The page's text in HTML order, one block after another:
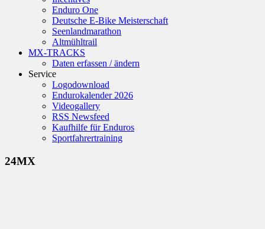
Enduro One
Deutsche E-Bike Meisterschaft
Seenlandmarathon
Altmühltrail
MX-TRACKS
Daten erfassen / ändern
Service
Logodownload
Endurokalender 2026
Videogallery
RSS Newsfeed
Kaufhilfe für Enduros
Sportfahrertraining
24MX